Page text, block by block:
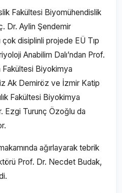
Fakültesi Biyomühendislik
Dr. Aylin Şendemir
disiplinli projede EÜ Tıp
Anabilim Dalı’ndan Prof.
Fakültesi Biyokimya
Ak Demiröz ve İzmir Katip
Fakültesi Biyokimya
Ezgi Turunç Özoğlu da
ağırlayarak tebrik
Prof. Dr. Necdet Budak,